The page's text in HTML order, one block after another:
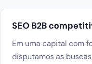
SEO B2B
Em uma capital com
disputamos as